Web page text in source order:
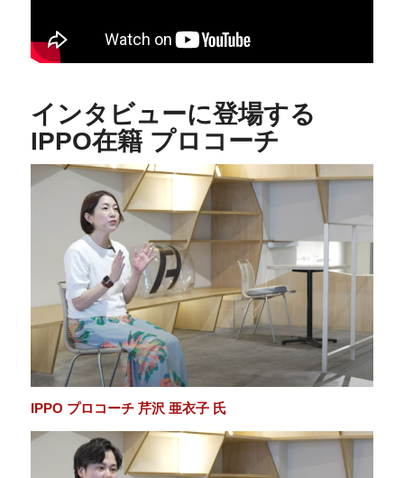
インタビューに登場する
IPPO在籍 プロコーチ
IPPO プロコーチ 芹沢 亜衣子 氏